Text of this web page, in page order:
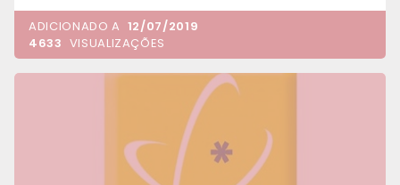
ADICIONADO A 12/07/2019
4633 VISUALIZAÇÕES